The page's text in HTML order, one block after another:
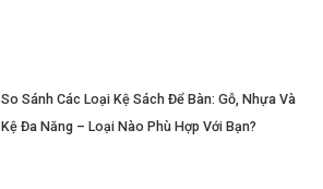
So Sánh Các Loại Kệ Sách Để Bàn: Gỗ, Nhựa Và
Kệ Đa Năng – Loại Nào Phù Hợp Với Bạn?